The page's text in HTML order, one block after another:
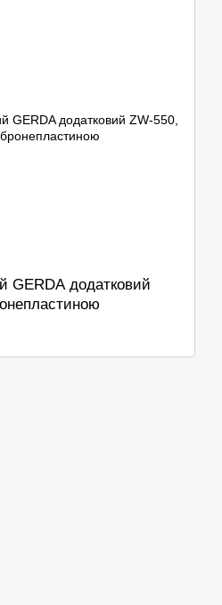
GERDA додатковий